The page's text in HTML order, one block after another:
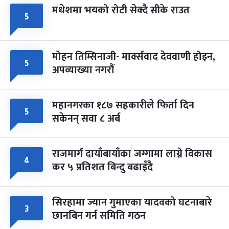
५ मधेशमा भयको रोटी सेक्दै सीके राउत
५ मोहन तिम्सिनाजी- मार्क्सवाद देववाणी होइन,
अपव्याख्या नगरौं
५ महानगरका १८७ सहकारीले फिर्ता दिन
सकेनन् सवा ८ अर्ब
४ राजमार्ग दायाँबायाँका जग्गामा लाग्ने विकास
कर ५ प्रतिशत बिन्दु बढाइँदै
३ सिरहामा ज्यान गुमाएका यादवको घटनाबारे
छानबिन गर्न समिति गठन